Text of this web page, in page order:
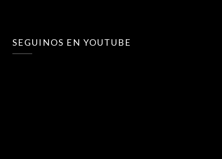
SEGUINOS EN YOUTUBE